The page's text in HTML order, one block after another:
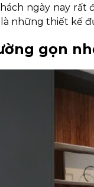
ngày nay rất
những thiết kế
gọn